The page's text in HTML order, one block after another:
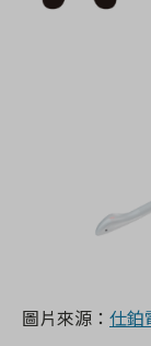
圖片來源： 仕鉑